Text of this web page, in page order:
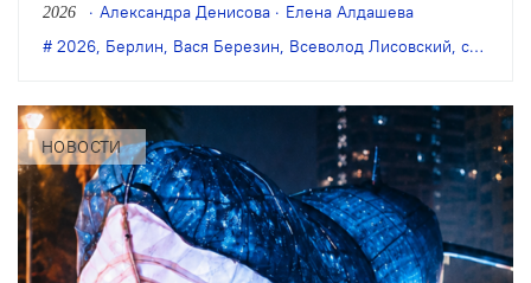
Польским и режиссёром Всеволодом
разноформатных событий:
перформансы, кинопоказы, лекции,
воркшопы и многое другое.
2026 Александра Денисова
Елена Алдашева
2026, Берлин, Вася Березин, Всеволод Лисовский, современное искусство
НОВОСТИ